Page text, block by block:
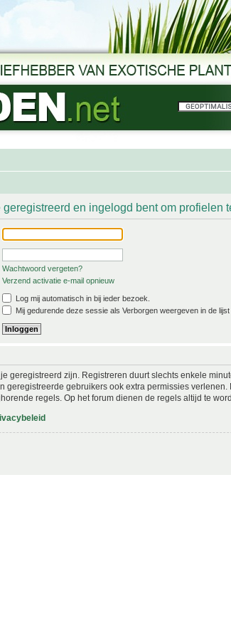
geregistreerd en ingelogd bent om profielen
Wachtwoord vergeten?
Verzend activatie e-mail opnieuw
Log mij automatisch in bij ieder bezoek.
Mij gedurende deze sessie als Verborgen weergeven in de lijst
geregistreerd zijn. Registreren duurt slechts enkele
geregistreerde gebruikers ook extra permissies
regels. Op het forum dienen de regels altijd te